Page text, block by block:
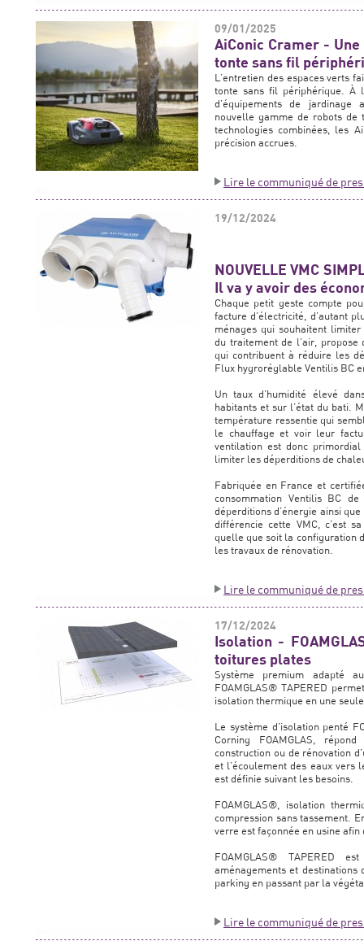
09/01/2025
AiConic Cramer -
tonte sans fil
L’entretien des espaces verts
tonte sans fil périphérique. À
d’équipements de
nouvelle gamme de robots de
technologies combinées, les
précision accrues.
Lire le communiqué de
19/12/2024
NOUVELLE VMC
Il va y avoir des
Chaque petit geste compte
facture d’électricité, d’autant
ménages qui souhaitent
du traitement de l’air,
qui contribuent à réduire les
Flux hygroréglable Ventilis BC
Un taux d’humidité élevé
habitants et sur l’état du bati.
température ressentie qui
le chauffage et voir leur
ventilation est donc
limiter les déperditions de
Fabriquée en France et
consommation Ventilis BC
déperditions d’énergie ainsi
différencie cette VMC, c’est
quelle que soit la configuration
les travaux de rénovation.
Lire le communiqué de
17/12/2024
Isolation -
toitures plates
Système premium adapté
FOAMGLAS® TAPERED
isolation thermique en une
Le système d’isolation penté
Corning FOAMGLAS,
construction ou de rénovation
et l’écoulement des eaux vers
est définie suivant les besoins.
FOAMGLAS®, isolation
compression sans tassement.
verre est façonnée en usine
FOAMGLAS® TAPERED
aménagements et
parking en passant par la
Lire le communiqué de